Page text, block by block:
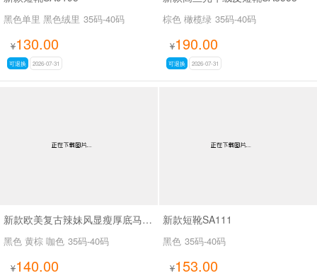
黑色单里 黑色绒里 35码-40码
¥130.00
可退换 2026-07-31
棕色 橄榄绿 35码-40码
¥190.00
可退换 2026-07-31
新款欧美复古辣妹风显瘦厚底马丁靴女褶皱皮带扣机车短靴粗跟中筒靴SA703
黑色 黄棕 咖色 35码-40码
¥140.00
新款短靴SA111
黑色 35码-40码
¥153.00